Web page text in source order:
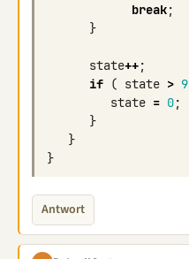
break;
}
state++;
if ( state > 9
state = 0;
}
}
}
Antwort